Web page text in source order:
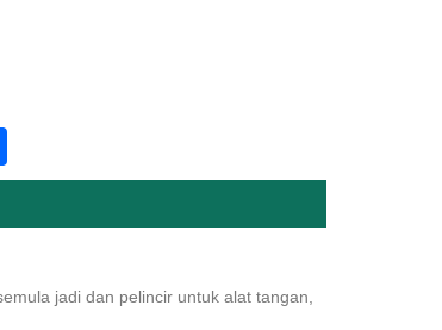
Share
jadi dan pelincir untuk alat tangan,